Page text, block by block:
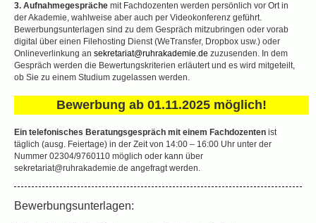
3. Aufnahmegespräche mit Fachdozenten werden persönlich vor Ort in
der Akademie, wahlweise aber auch per Videokonferenz geführt.
Bewerbungsunterlagen sind zu dem Gespräch mitzubringen oder vorab
digital über einen Filehosting Dienst (WeTransfer, Dropbox usw.) oder
Onlineverlinkung an sekretariat@ruhrakademie.de zuzusenden. In dem
Gespräch werden die Bewertungskriterien erläutert und es wird mitgeteilt,
ob Sie zu einem Studium zugelassen werden.
Bewerbung ab 01.11.2025 möglich!
Ein telefonisches Beratungsgespräch mit einem Fachdozenten ist
täglich (ausg. Feiertage) in der Zeit von 14:00 – 16:00 Uhr unter der
Nummer 02304/9760110 möglich oder kann über
sekretariat@ruhrakademie.de angefragt werden.
Bewerbungsunterlagen: